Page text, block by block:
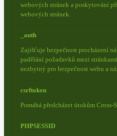
webových stránek a poskytování
webových stránek.
_auth
Zajišťuje bezpečnost procházení
padělání požadavků mezi
nezbytný pro bezpečnost webu a
csrftoken
Pomáhá předcházet útokům Cross-
PHPSESSID